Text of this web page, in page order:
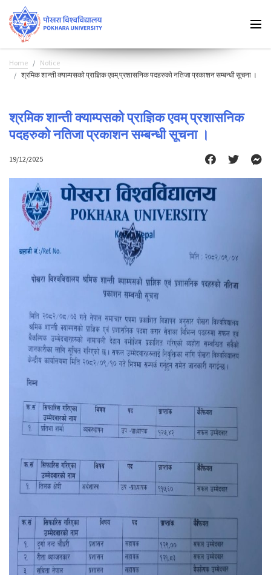
Home
Notice
श्रमिक शान्ती क्याम्पसको प्राज्ञिक एवम् प्रशासनिक पदहरुको नतिजा प्रकाशन सम्बन्धी सूचना ।
श्रमिक शान्ती क्याम्पसको प्राज्ञिक एवम् प्रशासनिक
पदहरुको नतिजा प्रकाशन सम्बन्धी सूचना ।
19/12/2025